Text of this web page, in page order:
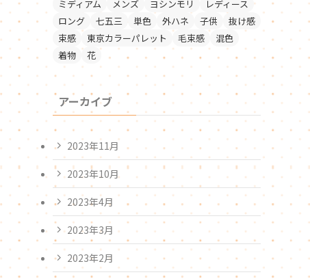
ミディアム
メンズ ヨシンモリ
レディース
ロング
七五三 単色 外ハネ 子供
抜け感
束感
東京カラーパレット 毛束感
混色
着物
花
アーカイブ
2023年11月
2023年10月
2023年4月
2023年3月
2023年2月